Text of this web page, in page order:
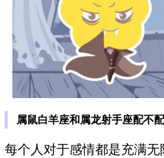
属鼠白羊座和属龙射手座配不配
每个人对于感情都是充满无